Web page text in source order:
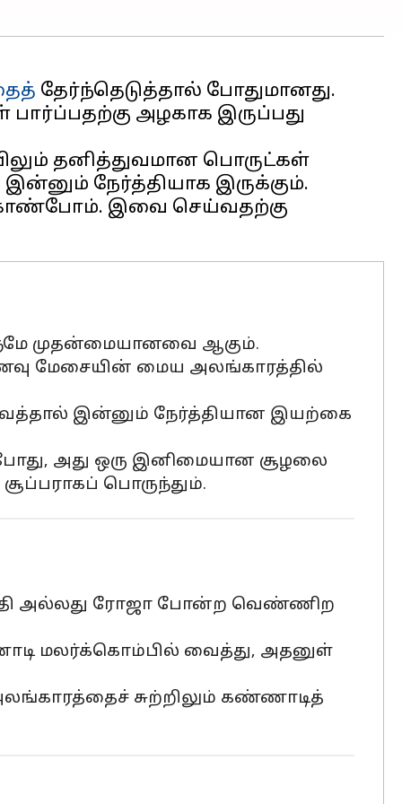
தேர்ந்தெடுத்தால் போதுமானது.
அழகாக இருப்பது
தனித்துவமான பொருட்கள்
நேர்த்தியாக இருக்கும்.
இவை செய்வதற்கு
முதன்மையானவை ஆகும்.
மேசையின் மைய அலங்காரத்தில்
இன்னும் நேர்த்தியான இயற்கை
அது ஒரு இனிமையான சூழலை
பொருந்தும்.
அல்லது ரோஜா போன்ற வெண்ணிற
மலர்க்கொம்பில் வைத்து, அதனுள்
சுற்றிலும் கண்ணாடித்